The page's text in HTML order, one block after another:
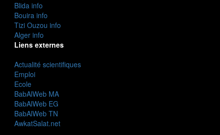
Blida info
Bouira info
Tizi Ouzou info
Alger info
Liens externes
Actualité scientifiques
Emploi
Ecole
BabAlWeb MA
BabAlWeb EG
BabAlWeb TN
AwkatSalat.net